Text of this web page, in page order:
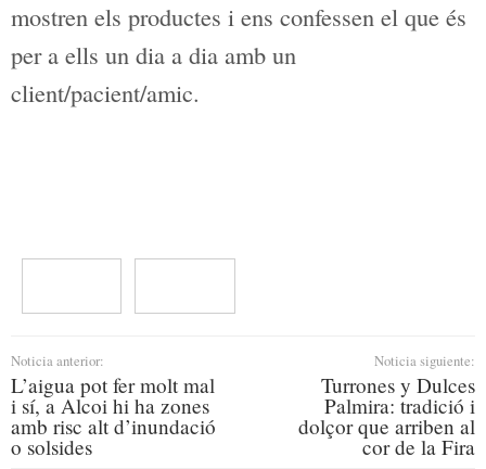
No volem avançar més, però en el vídeo
pots observar com pensen ambdós
propietaris de l’establiment. En ell ens
client/pacient/amic.